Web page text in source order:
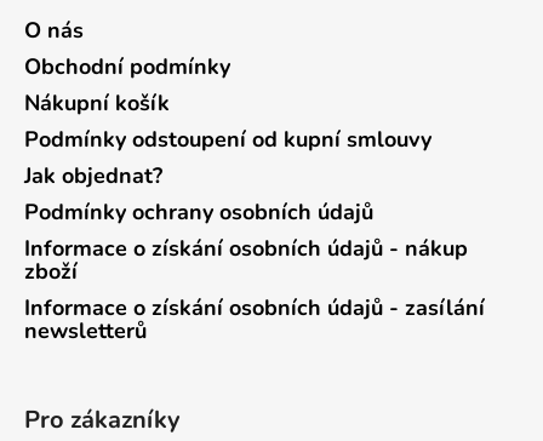
O nás
Obchodní podmínky
Nákupní košík
Podmínky odstoupení od kupní smlouvy
Jak objednat?
Podmínky ochrany osobních údajů
Informace o získání osobních údajů - nákup
zboží
Informace o získání osobních údajů - zasílání
newsletterů
Pro zákazníky